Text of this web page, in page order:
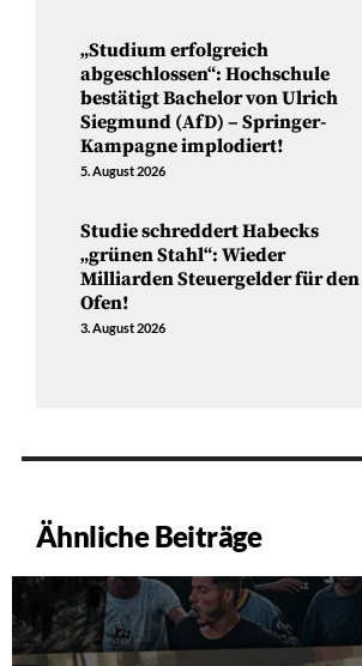
„Studium erfolgreich
abgeschlossen“: Hochschule
bestätigt Bachelor von Ulrich
Siegmund (AfD) – Springer-
Kampagne implodiert!
5. August 2026
Studie schreddert Habecks
„grünen Stahl“: Wieder
Milliarden Steuergelder für den
Ofen!
3. August 2026
Ähnliche Beiträge